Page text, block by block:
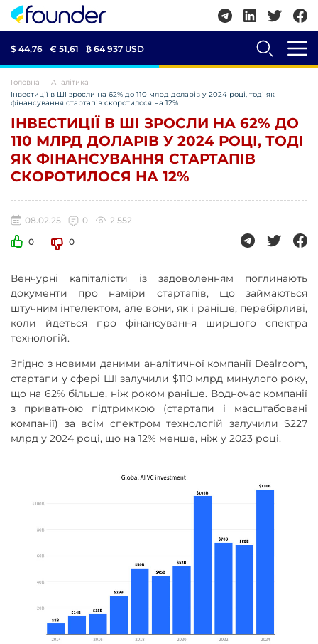
$ 44,76 € 51,61 ₿ 64 937 USD
Головна
Аналітика
Інвестиції в ШІ зросли на 62% до 110 млрд доларів у 2024 році, тоді як
фінансування стартапів скоротилося на 12%
ІНВЕСТИЦІЇ В ШІ ЗРОСЛИ НА 62% ДО
110 МЛРД ДОЛАРІВ У 2024 РОЦІ, ТОДІ
ЯК ФІНАНСУВАННЯ СТАРТАПІВ
СКОРОТИЛОСЯ НА 12%
08.02.25 0
2 552
0
0
Венчурні капіталісти із задоволенням поглинають
документи про наміри стартапів, що займаються
штучним інтелектом, але вони, як і раніше, перебірливі,
коли йдеться про фінансування ширшого спектра
технологій.
Згідно з новими даними аналітичної компанії Dealroom,
стартапи у сфері ШІ залучили $110 млрд минулого року,
що на 62% більше, ніж роком раніше. Водночас компанії
з приватною підтримкою (стартапи і масштабовані
компанії) за всім спектром технологій залучили $227
млрд у 2024 році, що на 12% менше, ніж у 2023 році.